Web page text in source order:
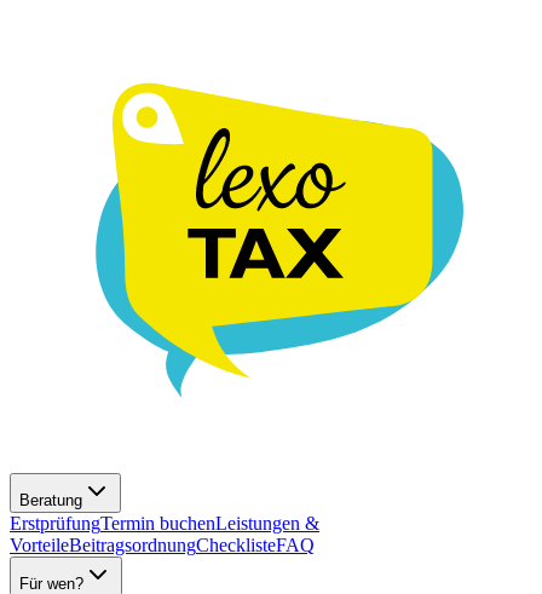
Beratung
ErstprüfungTermin buchenLeistungen &
VorteileBeitragsordnungChecklisteFAQ
Für wen?